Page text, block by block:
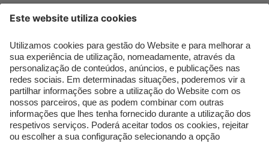
Sérum de Rosto
Body mist & Spray
corporal
Produtos para Cabelo
Homem
Espuma de Limpeza
Facial
Perfumes árabes
Novidades
Melhores Perfumes
Femininos
TOP 10: Perfumes
Masculinos
Pestanas Postiças